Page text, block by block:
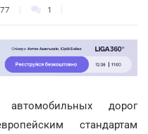
1
автомобильных дорог
стандартам